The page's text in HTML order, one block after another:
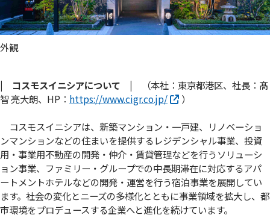
外観
| コスモスイニシアについて | （本社：東京都港区、社長：髙
智 亮大朗、HP： https://www.cigr.co.jp/ ）
コスモスイニシアは、新築マンション・一戸建、リノベーショ
ンマンションなどの住まいを提供するレジデンシャル事業、投資
用・事業用不動産の開発・仲介・賃貸管理などを行うソリューシ
ョン事業、ファミリー・グループでの中長期滞在に対応するアパ
ートメントホテルなどの開発・運営を行う宿泊事業を展開してい
ます。社会の変化とニーズの多様化とともに事業領域を拡大し、都
市環境をプロデュースする企業へと進化を続けています。